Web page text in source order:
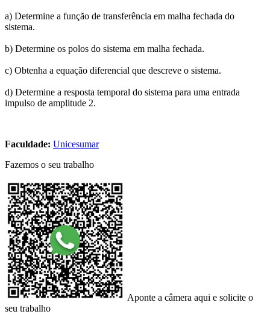
a) Determine a função de transferência em malha fechada do
sistema.
b) Determine os polos do sistema em malha fechada.
c) Obtenha a equação diferencial que descreve o sistema.
d) Determine a resposta temporal do sistema para uma entrada
impulso de amplitude 2.
Faculdade: Unicesumar
Fazemos o seu trabalho
Aponte a câmera aqui e solicite o
seu trabalho